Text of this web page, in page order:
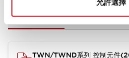
允許選擇
型錄和宣傳手冊 CAD檔 認證與標
TWN/TWND系列 控制元件